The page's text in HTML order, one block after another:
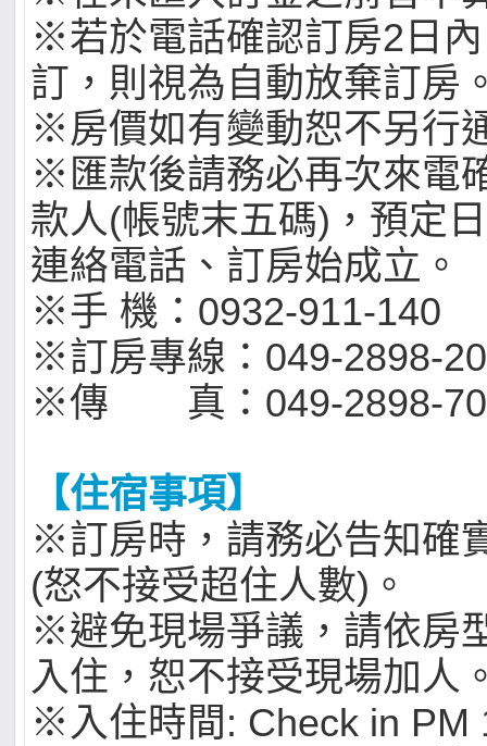
※若於電話確認訂房2日
訂，則視為自動放棄訂房
※房價如有變動恕不另行
※匯款後請務必再次來電
款人(帳號末五碼)，預定
連絡電話、訂房始成立。
※手 機：0932-
※訂房專線：049-2898-
※傳 真：049-2898-
【住宿事項】
※訂房時，請務必告知確
(怒不接受超住人數)。
※避免現場爭議，請依房
入住，恕不接受現場加人
※入住時間: Check in PM